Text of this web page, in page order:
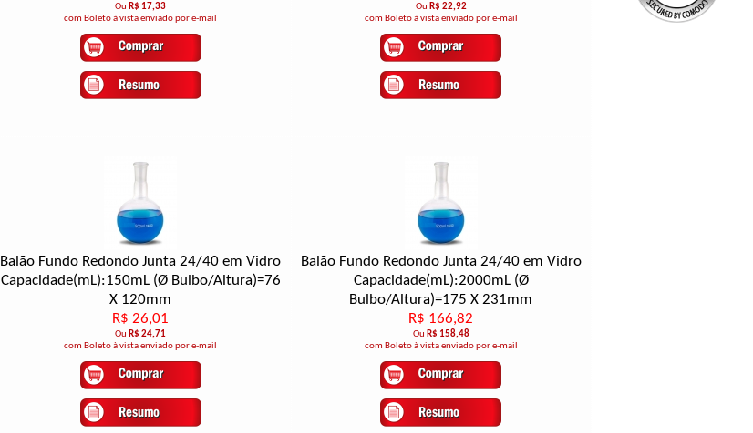
Ou R$ 17,33
com Boleto à vista enviado por e-mail
Ou R$ 22,92
com Boleto à vista enviado por e-mail
Balão Fundo Redondo Junta 24/40 em Vidro
Capacidade(mL):150mL (Ø Bulbo/Altura)=76
X 120mm
R$ 26,01
Ou R$ 24,71
com Boleto à vista enviado por e-mail
Balão Fundo Redondo Junta 24/40 em Vidro
Capacidade(mL):2000mL (Ø
Bulbo/Altura)=175 X 231mm
R$ 166,82
Ou R$ 158,48
com Boleto à vista enviado por e-mail